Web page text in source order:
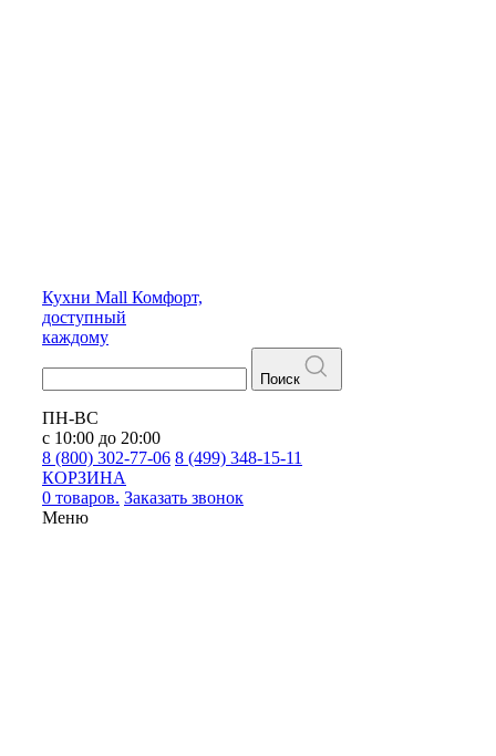
Кухни Mall Комфорт,
доступный
каждому
Поиск
ПН-ВС
с 10:00 до 20:00
8 (800) 302-77-06 8 (499) 348-15-11
КОРЗИНА
0 товаров. Заказать звонок
Меню